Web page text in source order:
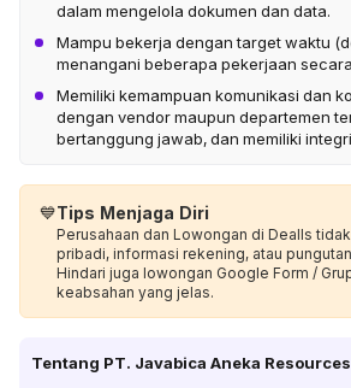
dalam mengelola dokumen dan data.
Mampu bekerja dengan target waktu
menangani beberapa pekerjaan
Memiliki kemampuan komunikasi dan
dengan vendor maupun departemen
bertanggung jawab, dan memiliki
💙Tips Menjaga Diri
Perusahaan dan Lowongan di Dealls
pribadi, informasi rekening, atau
Hindari juga lowongan Google Form /
keabsahan yang jelas.
Tentang PT. Javabica Aneka Resources